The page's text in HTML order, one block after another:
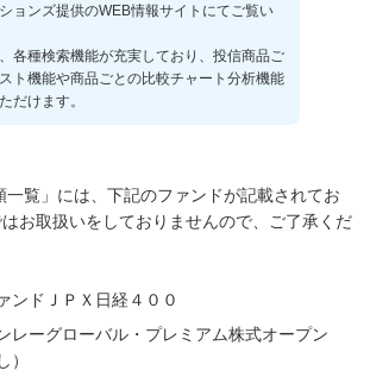
ョンズ提供のWEB情報サイトにてご覧い
各種検索機能が充実しており、投信商品ご
ト機能や商品ごとの比較チャート分析機能
だけます。
覧」には、下記のファンドが記載されてお
お取扱いをしておりませんので、ご了承くだ
ンドＪＰＸ日経４００
レーグローバル・プレミアム株式オープン
）